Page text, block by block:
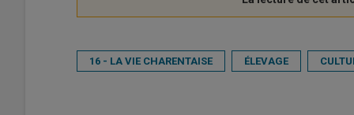
16 - LA VIE CHARENTAISE ÉLEVAGE